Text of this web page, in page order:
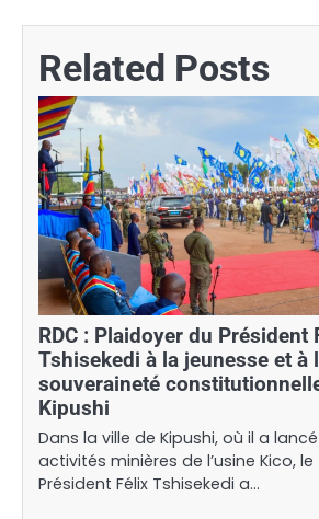
l’article
Related Posts
RDC : Plaidoyer du Président
Tshisekedi à la jeunesse et à
souveraineté
Kipushi
Dans la ville de Kipushi, où il a
activités minières de l’usine Kico, le
Président Félix Tshisekedi a…